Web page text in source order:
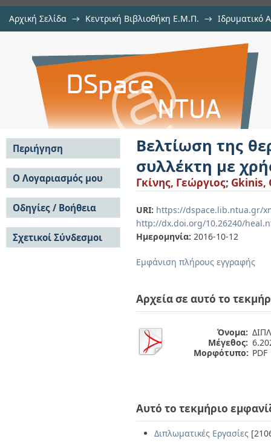
Αρχική Σελίδα → Κεντρική Βιβλιοθήκη Ε.Μ.Π. → Ιδρυματικό
Βελτίωση της θερμικής
χρήση νανοϋλικών
Βελτίωση της
συλλέκτη με
Γκίνης, Γεώργιος; Gkinis,
URI: https://dspace.lib.ntua.gr/
http://dx.doi.org/10.26240/
Ημερομηνία: 2016-10-12
Εμφάνιση πλήρους εγγραφής
Αρχεία σε αυτό το
Όνομα:
Μέγεθος:
Μορφότυπο: PDF
Αυτό το τεκμήριο
Διπλωματικές Εργασίες
Περιήγηση
Σε όλο το DSpace
Κοινότητες & Συλλογές
Ανά Ημερομηνία
Έκδοσης
Συγγραφείς
Τίτλοι
Θέματα
Ο Λογαριασμός μου
Σύνδεση
Εγγραφή
Οδηγίες / Βοήθεια
Οδηγίες Υποβολής
Οδηγίες Χρήσης ΙΑ
Συχνές Ερωτήσεις
Σχετικοί Σύνδεσμοι